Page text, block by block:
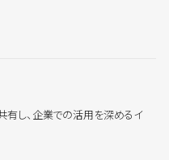
し、企業での活用を深めるイ